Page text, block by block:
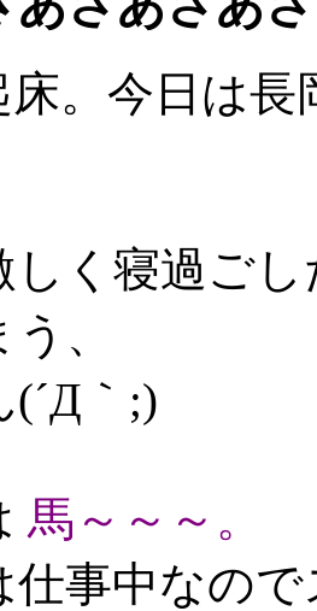
床。今日は
しく寝過ご
、
(´Д｀;)
馬～～～。
仕事中なの